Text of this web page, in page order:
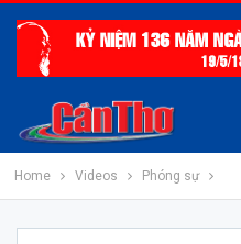
Home Videos Phóng sự